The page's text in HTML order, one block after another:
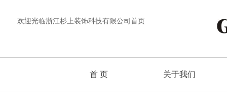
欢迎光临浙江杉上装饰科技有限公司首页
首 页 关于我们